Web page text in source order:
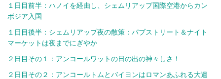
１日目前半：ハノイを経由し、シェムリアップ国際空港からカン
ボジア入国
１日目後半：シェムリアップ夜の散策：パブストリート＆ナイト
マーケットは夜までにぎやか
２日目その１：アンコールワットの日の出の神々しさ！
２日目その２：アンコールトムとバイヨンはロマンあふれる大遺